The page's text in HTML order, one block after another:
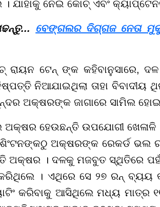
ଯାହାକୁ ନେଇ କୋଚ୍ ଏବଂ
ବେଙ୍ଗଲର ଦିଗ୍ଗଜ ନେତା
ରାୟନ ଟେନ୍ ଙ୍କ କହିବାନୁସାରେ,
ନିଆଯାଇଥିଲା ତାହା ବିବାଦୀୟ
ଅକ୍ଷରଙ୍କ ଜାଗାରେ ସାମିଲ
ହେଉଛନ୍ତି ଉପଯୋଗୀ ଖେଳାଳି
ଅକ୍ଷରଙ୍କ ରେକର୍ଡ ଭଲ
ଅକ୍ଷର । ଦଳକୁ ମଜବୁତ ସ୍ଥିତିରେ
। ଏଥିରେ ସେ ୨୭ ରନ୍
କରିବାକୁ ଆସିଥିଲେ ମଧ୍ୟ ମାତ୍ର